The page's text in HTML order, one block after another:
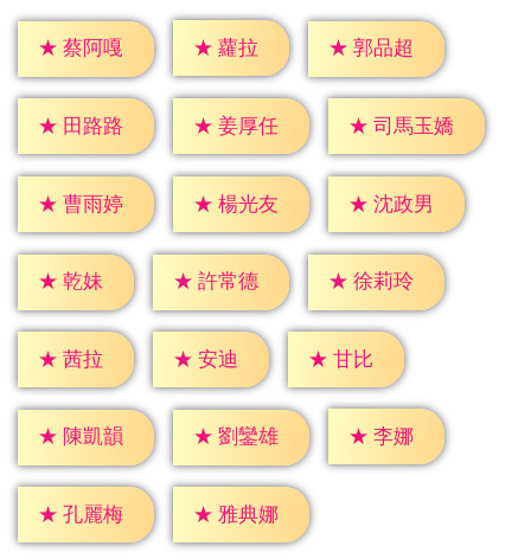
★ 蔡阿嘎 ★ 蘿拉 ★ 郭品超
★ 田路路 ★ 姜厚任 ★ 司馬玉嬌
★ 曹雨婷 ★ 楊光友 ★ 沈政男
★ 乾妹 ★ 許常德 ★ 徐莉玲
★ 茜拉 ★ 安迪 ★ 甘比
★ 陳凱韻 ★ 劉鑾雄 ★ 李娜
★ 孔麗梅 ★ 雅典娜